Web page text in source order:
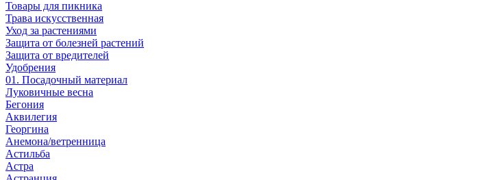
Товары для пикника
Трава искусственная
Уход за растениями
Защита от болезней растений
Защита от вредителей
Удобрения
01. Посадочный материал
Луковичные весна
Бегония
Аквилегия
Георгина
Анемона/ветренница
Астильба
Астра